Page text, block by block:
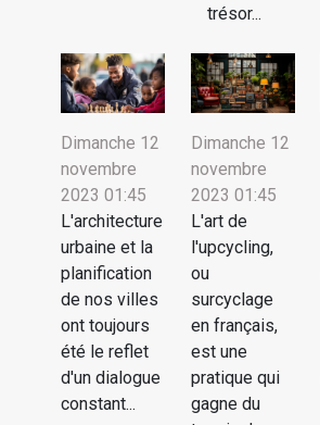
trésor...
Dimanche 12
novembre
2023 01:45
L'architecture
urbaine et la
planification
de nos villes
ont toujours
été le reflet
d'un dialogue
constant...
Dimanche 12
novembre
2023 01:45
L'art de
l'upcycling,
ou
surcyclage
en français,
est une
pratique qui
gagne du